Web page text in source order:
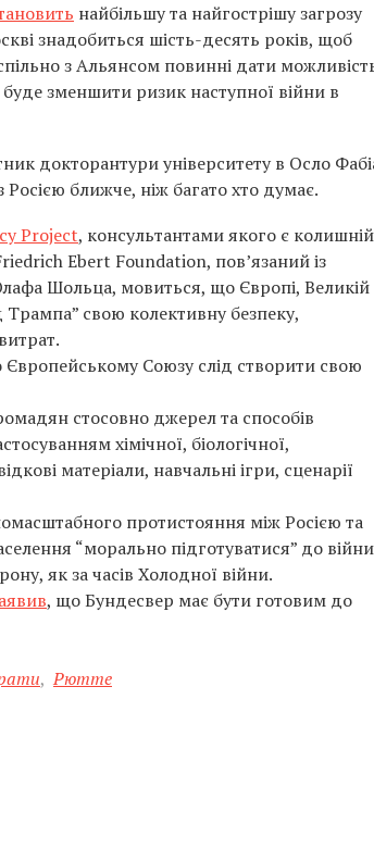
найбільшу та найгострішу загрозу
знадобиться шість-десять років, щоб
з Альянсом повинні дати
зменшити ризик наступної війни в
докторантури університету в Осло
ближче, ніж багато хто думає.
Project, консультантами якого є колишній
Ebert Foundation, пов’язаний із
Шольца, мовиться, що Європі, Великій
Трампа” свою колективну безпеку,
Союзу слід створити свою
стосовно джерел та способів
хімічної, біологічної,
матеріали, навчальні ігри, сценарії
протистояння між Росією та
“морально підготуватися” до
як за часів Холодної війни.
, що Бундесвер має бути готовим до
, Рютте